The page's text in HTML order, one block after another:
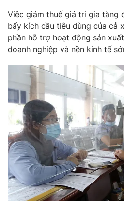
Việc giảm thuế giá trị gia tăng
bẩy kích cầu tiêu dùng của cả
phần hỗ trợ hoạt động sản
doanh nghiệp và nền kinh tế